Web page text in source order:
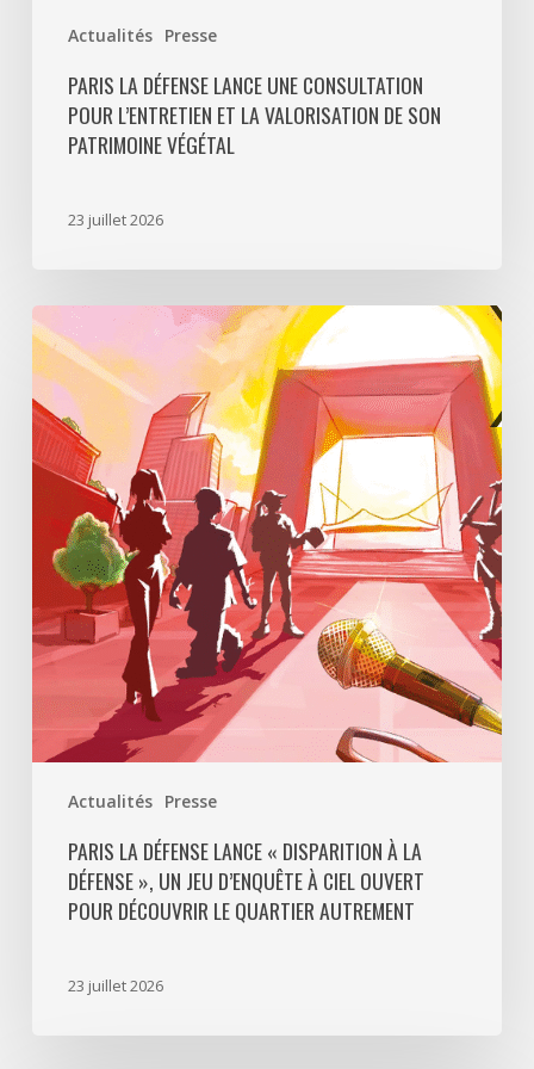
Actualités Presse
PARIS LA DÉFENSE LANCE UNE CONSULTATION
POUR L’ENTRETIEN ET LA VALORISATION DE SON
PATRIMOINE VÉGÉTAL
23 juillet 2026
Actualités Presse
Paris
La
Défense
lance
«
Disparition
Défense
un
jeu
d’enquête
à
ciel
découvrir
quartier
PARIS LA DÉFENSE LANCE « DISPARITION À LA
DÉFENSE », UN JEU D’ENQUÊTE À CIEL OUVERT
POUR DÉCOUVRIR LE QUARTIER AUTREMENT
23 juillet 2026